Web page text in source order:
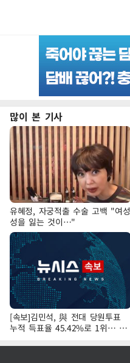
많이 본 기사
유혜정, 자궁적출 수술 고백 "여성
성을 잃는 것이…"
[속보]김민석, 與 전대 당원투표
누적 득표율 45.42%로 1위… 정
청래 44.56%